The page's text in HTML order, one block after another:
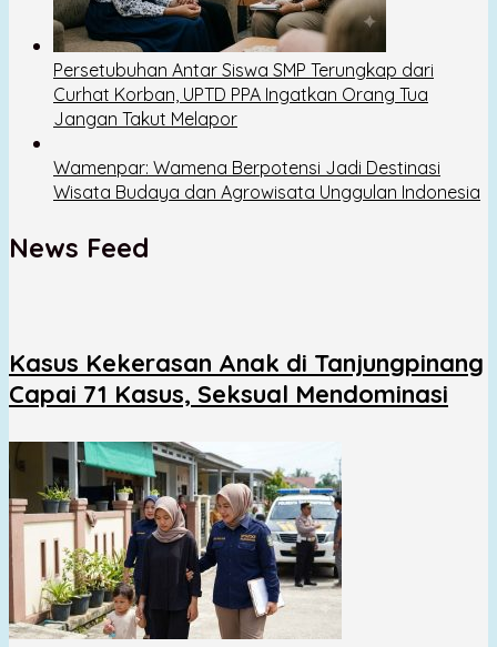
Persetubuhan Antar Siswa SMP Terungkap dari
Curhat Korban, UPTD PPA Ingatkan Orang Tua
Jangan Takut Melapor
Wamenpar: Wamena Berpotensi Jadi Destinasi
Wisata Budaya dan Agrowisata Unggulan Indonesia
News Feed
Kasus Kekerasan Anak di Tanjungpinang
Capai 71 Kasus, Seksual Mendominasi